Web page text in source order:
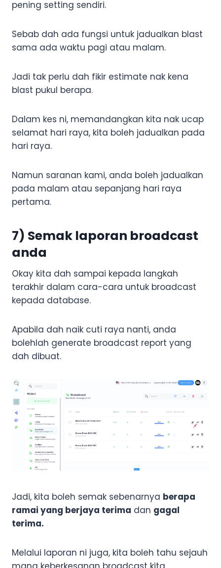
pening setting sendiri.
Sebab dah ada fungsi untuk jadualkan blast
sama ada waktu pagi atau malam.
Jadi tak perlu dah fikir estimate nak kena
blast pukul berapa.
Dalam kes ni, memandangkan kita nak ucap
selamat hari raya, kita boleh jadualkan pada
hari raya.
Namun saranan kami, anda boleh jadualkan
pada malam atau sepanjang hari raya
pertama.
7) Semak laporan broadcast
anda
Okay kita dah sampai kepada langkah
terakhir dalam cara-cara untuk broadcast
kepada database.
Apabila dah naik cuti raya nanti, anda
bolehlah generate broadcast report yang
dah dibuat.
Jadi, kita boleh semak sebenarnya berapa
ramai yang berjaya terima dan gagal
terima.
Melalui laporan ni juga, kita boleh tahu sejauh